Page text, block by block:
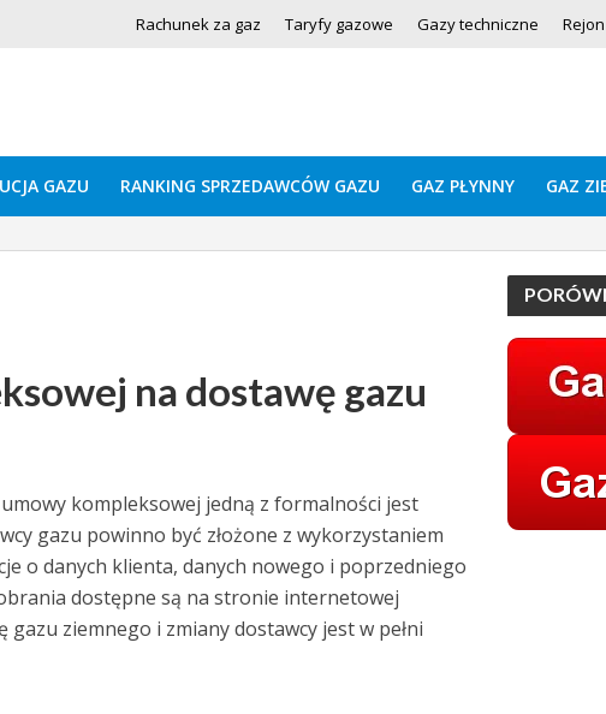
Rachunek za gaz Taryfy gazowe Gazy techniczne
GAZU RANKING SPRZEDAWCÓW GAZU GAZ PŁYNNY GAZ
na dostawę gazu
kompleksowej jedną z formalności jest
gazu powinno być złożone z wykorzystaniem
o danych klienta, danych nowego i poprzedniego
dostępne są na stronie internetowej
ziemnego i zmiany dostawcy jest w pełni